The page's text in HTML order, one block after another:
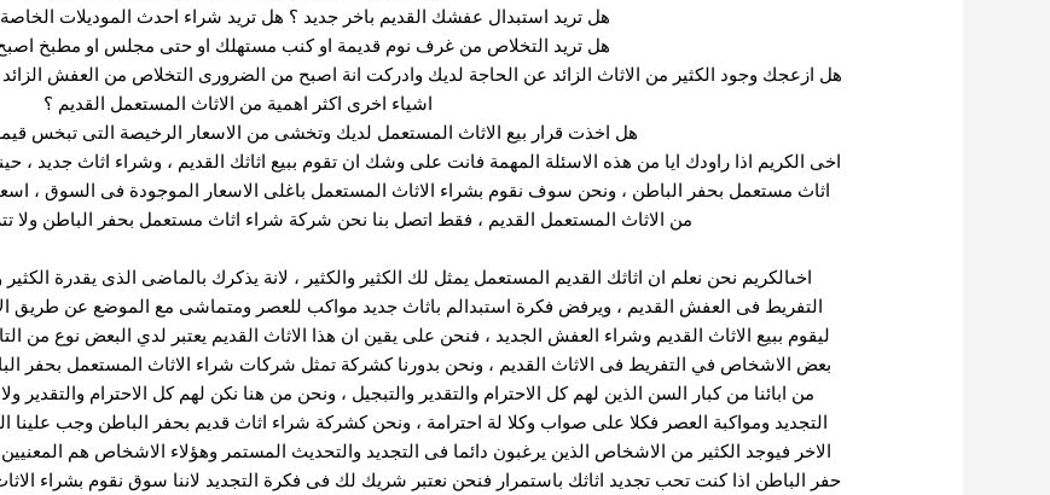
هل تريد استبدال عفشك القديم باخر جديد ؟ هل تريد شراء احدث الموديلات الخاصة
هل تريد التخلاص من غرف نوم قديمة او كنب مستهلك او حتى مجلس او مطبخ
هل ازعجك وجود الكثير من الاثاث الزائد عن الحاجة لديك وادركت انة اصبح من الضرورى التخلاص من العفش
اشياء اخرى اكثر اهمية من الاثاث المستعمل القديم ؟
هل اخذت قرار بيع الاثاث المستعمل لديك وتخشى من الاسعار الرخيصة التى تبخس
اخى الكريم اذا راودك ايا من هذه الاسئلة المهمة فانت على وشك ان تقوم ببيع اثاثك القديم ، وشراء اثاث جديد ،
اثاث مستعمل بحفر الباطن ، ونحن سوف نقوم بشراء الاثاث المستعمل باغلى الاسعار الموجودة فى السوق ، اسعار
من الاثاث المستعمل القديم ، فقط اتصل بنا نحن شركة شراء اثاث مستعمل بحفر الباطن ولا
اخىالكريم نحن نعلم ان اثاثك القديم المستعمل يمثل لك الكثير والكثير ، لانة يذكرك بالماضى الذى يقدرة
التفريط فى العفش القديم ، ويرفض فكرة استبدالم باثاث جديد مواكب للعصر ومتماشى مع الموضع عن طريق
ليقوم ببيع الاثاث القديم وشراء العفش الجديد ، فنحن على يقين ان هذا الاثاث القديم يعتبر لدي البعض نوع من
بعض الاشخاص في التفريط فى الاثاث القديم ، ونحن بدورنا كشركة تمثل شركات شراء الاثاث المستعمل بحفر
من ابائنا من كبار السن الذين لهم كل الاحترام والتقدير والتبجيل ، ونحن من هنا نكن لهم كل الاحترام والتقدير
التجديد ومواكبة العصر فكلا على صواب وكلا لة احترامة ، ونحن كشركة شراء اثاث قديم بحفر الباطن وجب علينا
الاخر فيوجد الكثير من الاشخاص الذين يرغبون دائما فى التجديد والتحديث المستمر وهؤلاء الاشخاص هم
حفر الباطن اذا كنت تحب تجديد اثاثك باستمرار فنحن نعتبر شريك لك فى فكرة التجديد لاننا سوق نقوم بشراء